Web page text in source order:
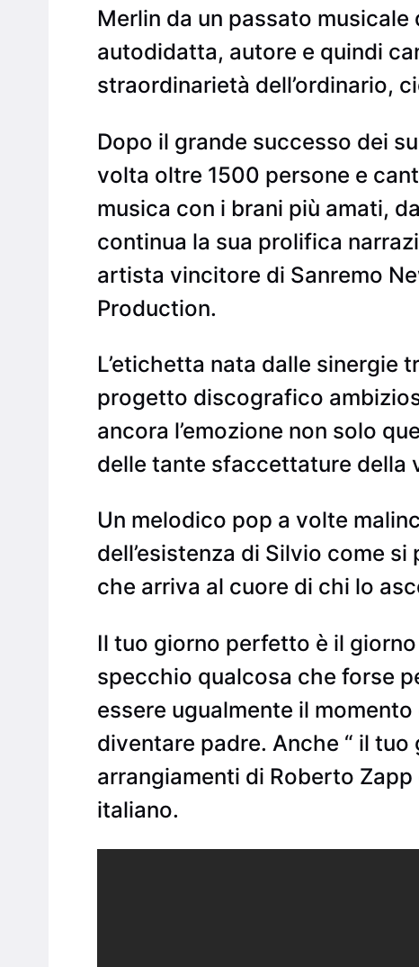
Merlin da un passato
autodidatta, autore e quindi
straordinarietà dell’ordinario,
Dopo il grande successo dei
volta oltre 1500 persone e
musica con i brani più amati,
continua la sua prolifica
artista vincitore di Sanremo
Production.
L’etichetta nata dalle sinergie
progetto discografico
ancora l’emozione non solo
delle tante sfaccettature della
Un melodico pop a volte
dell’esistenza di Silvio come
che arriva al cuore di chi lo
Il tuo giorno perfetto è il
specchio qualcosa che forse
essere ugualmente il
diventare padre. Anche “ il
arrangiamenti di Roberto
italiano.